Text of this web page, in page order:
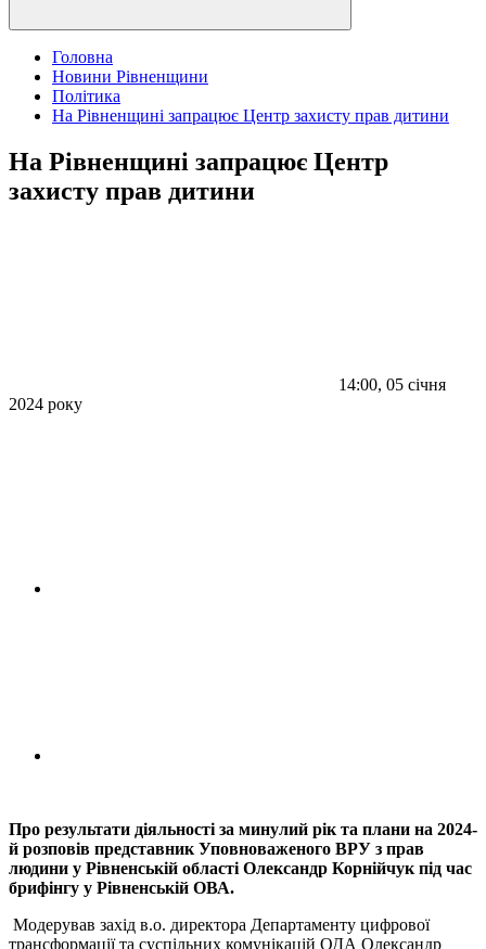
Головна
Новини Рівненщини
Політика
На Рівненщині запрацює Центр захисту прав дитини
На Рівненщині запрацює Центр
захисту прав дитини
14:00, 05 січня
2024 року
Про результати діяльності за минулий рік та плани на 2024-
й розповів представник Уповноваженого ВРУ з прав
людини у Рівненській області Олександр Корнійчук під час
брифінгу у Рівненській ОВА.
Модерував захід в.о. директора Департаменту цифрової
трансформації та суспільних комунікацій ОДА Олександр